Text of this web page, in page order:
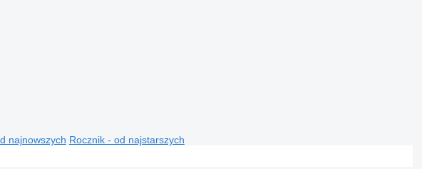
najnowszych Rocznik - od najstarszych